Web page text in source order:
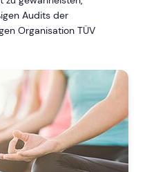
Audits der
Organisation TÜV